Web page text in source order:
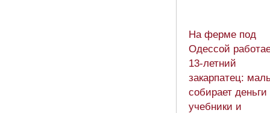
На ферме под
Одессой
13-летний
закарпатец:
собирает деньги
учебники и